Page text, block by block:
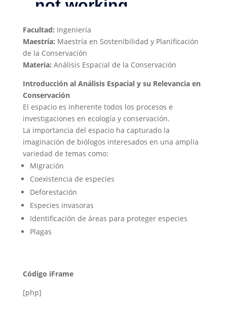
Facultad: Ingeniería
Maestría: Maestría en Sostenibilidad y Planificación
de la Conservación
Materia: Análisis Espacial de la Conservación
Introducción al Análisis Espacial y su Relevancia en
Conservación
El espacioes inherente todos los procesos e
investigaciones en ecología y conservación.
La importancia del espacio ha capturado la
imaginación de biólogos interesados en una amplia
variedad de temas como:
Migración
Coexistencia de especies
Deforestación
Especies invasoras
Identificación de áreas para proteger especies
Plagas
Código iFrame
[php]